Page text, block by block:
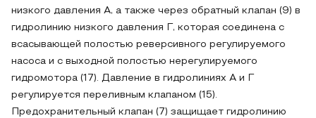
низкого давления А, а также через обратный клапан (9) в
гидролинию низкого давления Г, которая соединена с
всасывающей полостью реверсивного регулируемого
насоса и с выходной полостью нерегулируемого
гидромотора (17). Давление в гидролиниях А и Г
регулируется переливным клапаном (15).
Предохранительный клапан (7) защищает гидролинию